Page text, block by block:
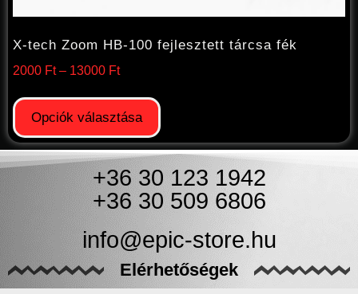
X-tech Zoom HB-100 fejlesztett tárcsa fék
2000 Ft – 13000 Ft
Opciók választása
+36 30 123 1942
+36 30 509 6806
info@epic-store.hu
Elérhetőségek